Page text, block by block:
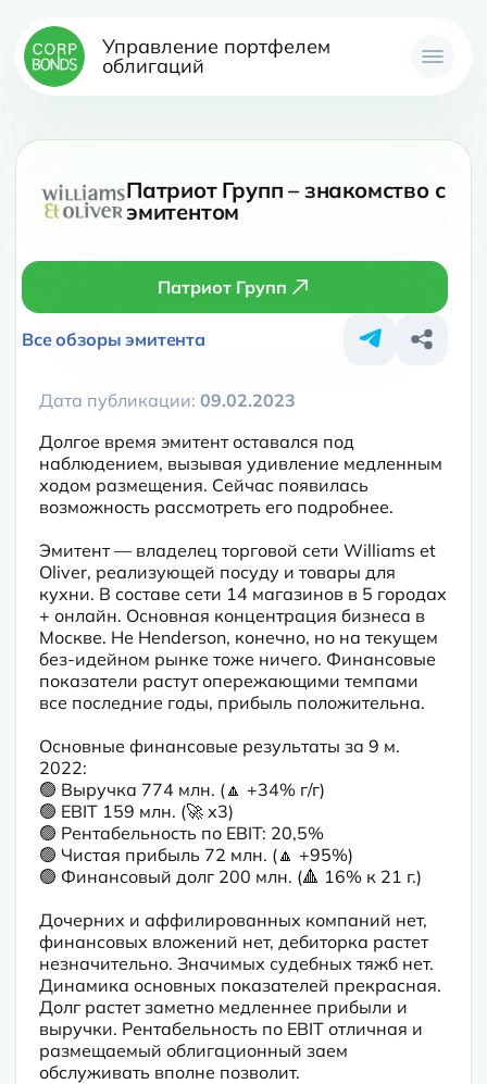
Управление портфелем
облигаций
Патриот Групп – знакомство с
эмитентом
Патриот Групп
Все обзоры эмитента
Дата публикации: 09.02.2023
Долгое время эмитент оставался под
наблюдением, вызывая удивление медленным
ходом размещения. Сейчас появилась
возможность рассмотреть его подробнее.
Эмитент — владелец торговой сети Williams et
Oliver, реализующей посуду и товары для
кухни. В составе сети 14 магазинов в 5 городах
+ онлайн. Основная концентрация бизнеса в
Москве. Не Henderson, конечно, но на текущем
без-идейном рынке тоже ничего. Финансовые
показатели растут опережающими темпами
все последние годы, прибыль положительна.
Основные финансовые результаты за 9 м.
2022:
🟢 Выручка 774 млн. (🔼 +34% г/г)
🟢 EBIT 159 млн. (🚀 х3)
🟢 Рентабельность по EBIT: 20,5%
🟢 Чистая прибыль 72 млн. (🔼 +95%)
🟢 Финансовый долг 200 млн. (🔺 16% к 21 г.)
Дочерних и аффилированных компаний нет,
финансовых вложений нет, дебиторка растет
незначительно. Значимых судебных тяжб нет.
Динамика основных показателей прекрасная.
Долг растет заметно медленнее прибыли и
выручки. Рентабельность по EBIT отличная и
размещаемый облигационный заем
обслуживать вполне позволит.